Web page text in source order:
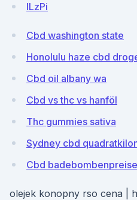
lLzPi
Cbd washington state
Honolulu haze cbd
Cbd oil albany wa
Cbd vs thc vs hanföl
Thc gummies sativa
Sydney cbd
Cbd badebombenpreise
olejek konopny rso cena |